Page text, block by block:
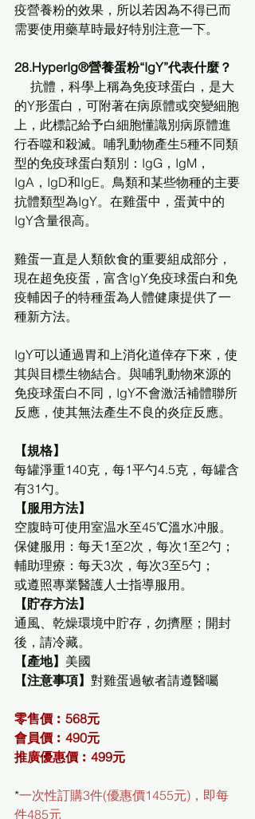
疫營養粉的效果，所以若因為不得已而
需要使用藥草時最好特別注意一下。
28.HyperIg®營養蛋粉“IgY”代表什麼？
的Y形蛋白，可附著在病原體或突變細胞
上，此標記給予白細胞懂識別病原體進
行吞噬和殺滅。哺乳動物產生5種不同類
型的免疫球蛋白類別：IgG，IgM，
IgA，IgD和IgE。鳥類和某些物種的主要
抗體類型為IgY。在雞蛋中，蛋黃中的
IgY含量很高。
雞蛋一直是人類飲食的重要組成部分，
現在超免疫蛋，富含IgY免疫球蛋白和免
疫輔因子的特種蛋為人體健康提供了一
種新方法。
IgY可以通過胃和上消化道倖存下來，使
其與目標生物結合。與哺乳動物來源的
免疫球蛋白不同，IgY不會激活補體聯所
反應，使其無法產生不良的炎症反應。
【規格】
每罐淨重140克，每1平勺4.5克，每罐含
有31勺。
【服用方法】
空腹時可使用室温水至45℃溫水冲服。
保健服用：每天1至2次，每次1至2勺；
輔助理療：每天3次，每次3至5勺；
或遵照專業醫護人士指導服用。
【貯存方法】
通風、乾燥環境中貯存，勿擠壓；開封
後，請冷藏。
【產地】 美國
【注意事項】 對雞蛋過敏者請遵醫囑
零售價︰568元
會員價︰490元
推廣優惠價︰499元
*一次性訂購3件(優惠價1455元)，即每
件485元